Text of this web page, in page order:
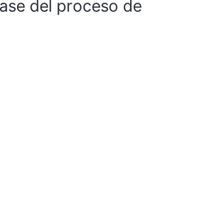
del proceso de